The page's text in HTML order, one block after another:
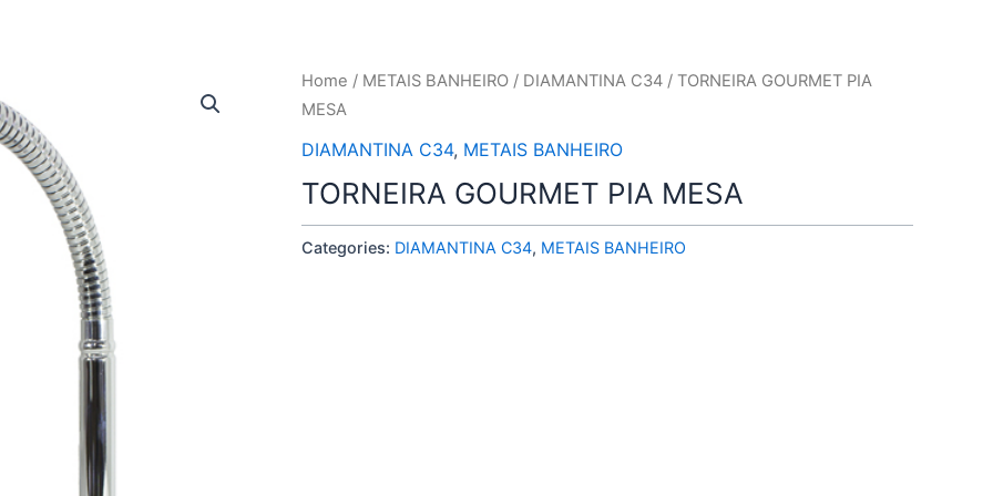
Home / METAIS BANHEIRO / DIAMANTINA C34 / TORNEIRA GOURMET PIA
MESA
DIAMANTINA C34, METAIS BANHEIRO
TORNEIRA GOURMET PIA MESA
Categories: DIAMANTINA C34, METAIS BANHEIRO